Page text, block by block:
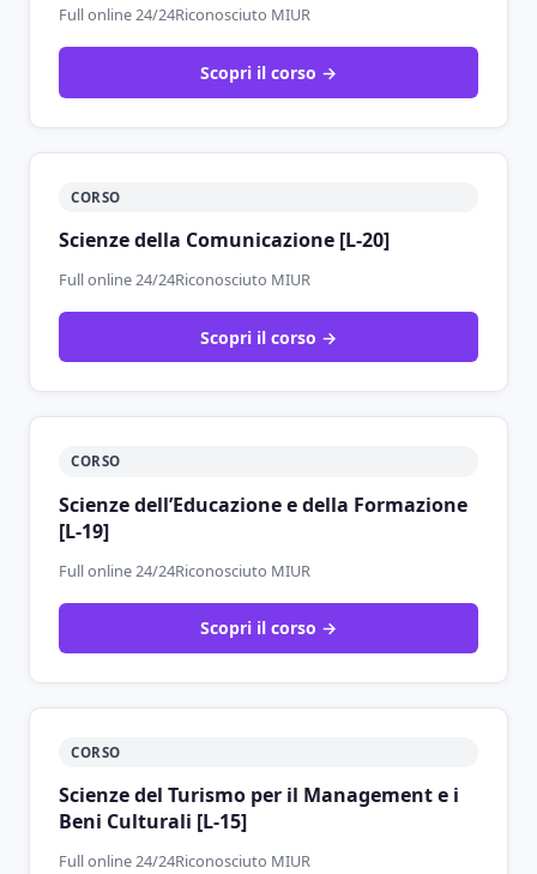
Full online 24/24Riconosciuto MIUR
Scopri il corso →
CORSO
Scienze della Comunicazione [L-20]
Full online 24/24Riconosciuto MIUR
Scopri il corso →
CORSO
Scienze dell’Educazione e della Formazione
[L-19]
Full online 24/24Riconosciuto MIUR
Scopri il corso →
CORSO
Scienze del Turismo per il Management e i
Beni Culturali [L-15]
Full online 24/24Riconosciuto MIUR